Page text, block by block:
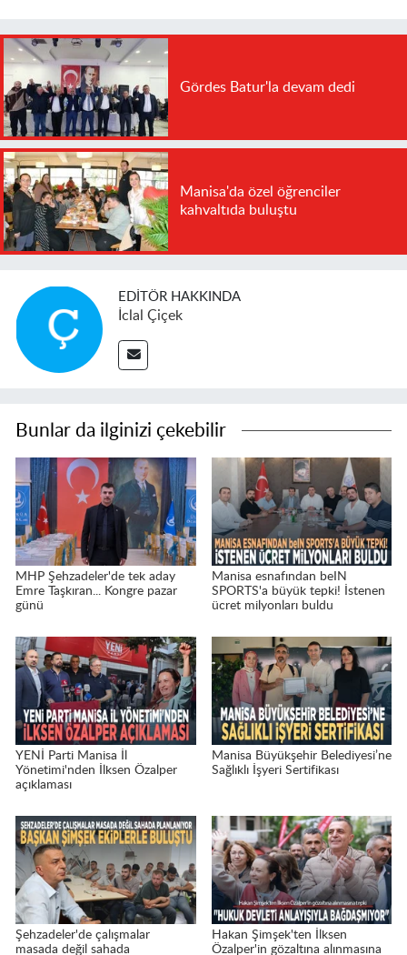
Gördes Batur'la devam dedi
Manisa'da özel öğrenciler
kahvaltıda buluştu
EDITÖR HAKKINDA
İclal Çiçek
Bunlar da ilginizi çekebilir
MHP Şehzadeler'de tek aday
Emre Taşkıran... Kongre pazar
günü
Manisa esnafından beIN
SPORTS'a büyük tepki! İstenen
ücret milyonları buldu
YENİ Parti Manisa İl
Yönetimi'nden İlksen Özalper
açıklaması
Manisa Büyükşehir Belediyesi’ne
Sağlıklı İşyeri Sertifikası
Şehzadeler'de çalışmalar
masada değil sahada
Hakan Şimşek'ten İlksen
Özalper'in gözaltına alınmasına